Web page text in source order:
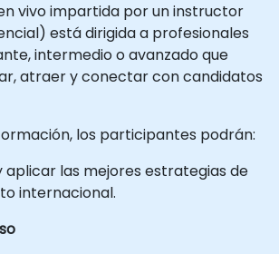
vivo impartida por un instructor
está dirigida a profesionales
intermedio o avanzado que
atraer y conectar con candidatos
los participantes podrán:
aplicar las mejores estrategias de
internacional.